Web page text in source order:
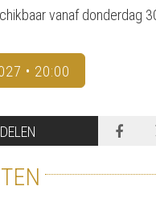
vanaf donderdag
• 20:00
DELEN